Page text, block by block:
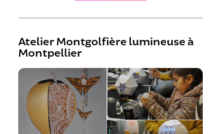
Atelier Montgolfière lumineuse à
Montpellier